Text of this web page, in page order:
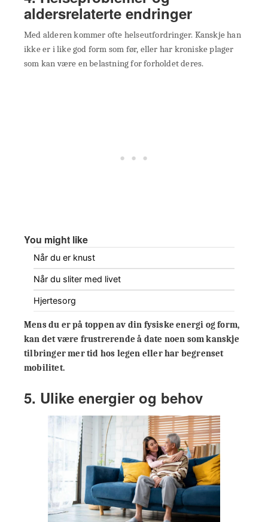
aldersrelaterte endringer
Med alderen kommer ofte helseutfordringer. Kanskje han
ikke er i like god form som før, eller har kroniske plager
som kan være en belastning for forholdet deres.
You might like
Når du er knust
Når du sliter med livet
Hjertesorg
Mens du er på toppen av din fysiske energi og form,
kan det være frustrerende å date noen som kanskje
tilbringer mer tid hos legen eller har begrenset
mobilitet.
5. Ulike energier og behov